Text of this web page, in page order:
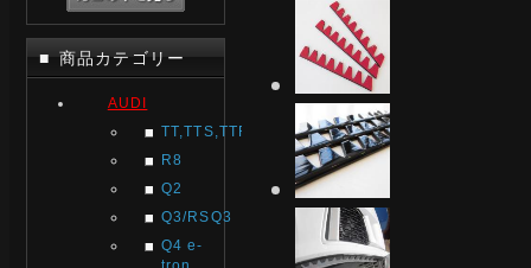
■ 商品カテゴリー
AUDI
TT,TTS,TTRS
R8
Q2
Q3/RSQ3
Q4 e-